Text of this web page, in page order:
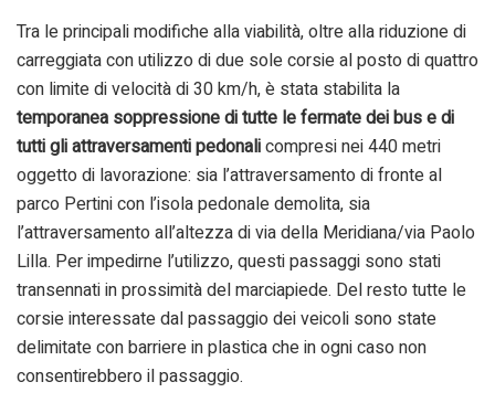
Tra le principali modifiche alla viabilità, oltre alla riduzione di
carreggiata con utilizzo di due sole corsie al posto di quattro
con limite di velocità di 30 km/h, è stata stabilita la
temporanea soppressione di tutte le fermate dei bus e di
tuttigli attraversamenti pedonalicompresi nei 440 metri
oggetto di lavorazione: sia l’attraversamento di fronte al
parco Pertini con l’isola pedonale demolita, sia
l’attraversamento all’altezza di via della Meridiana/via Paolo
Lilla. Per impedirne l’utilizzo, questi passaggi sono stati
transennati in prossimità del marciapiede. Del resto tutte le
corsie interessate dal passaggio dei veicoli sono state
delimitate con barriere in plastica che in ogni caso non
consentirebbero il passaggio.